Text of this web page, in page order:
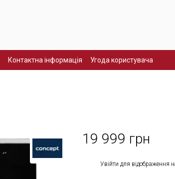
Контактна інформація Угода користувача
19 999 грн
Увійти для відображення